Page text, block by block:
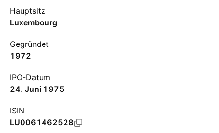
Hauptsitz
Luxembourg
Gegründet
1972
IPO-Datum
24. Juni 1975
ISIN
LU0061462528